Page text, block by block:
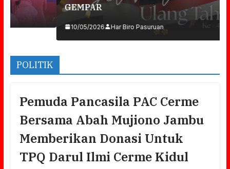
GEMPAR
10/05/2026 Har Biro Pasuruan
POLITIK
Pemuda Pancasila PAC Cerme
Bersama Abah Mujiono Jambu
Memberikan Donasi Untuk
TPQ Darul Ilmi Cerme Kidul